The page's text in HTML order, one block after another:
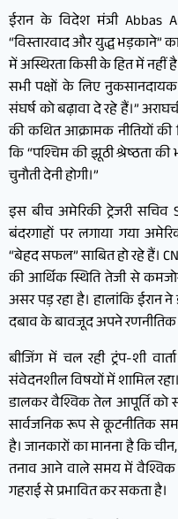
ईरान के विदेश मंत्री Abbas
“विस्तारवाद और युद्ध भड़काने”
में अस्थिरता किसी के हित में नहीं
सभी पक्षों के लिए
संघर्ष को बढ़ावा दे रहे हैं।”
की कथित आक्रामक नीतियों की
कि “पश्चिम की झूठी श्रेष्ठता
चुनौती देनी होगी।”
इस बीच अमेरिकी ट्रेजरी सचिव
बंदरगाहों पर लगाया गया
“बेहद सफल” साबित हो रहे हैं।
की आर्थिक स्थिति तेजी से
असर पड़ रहा है। हालांकि ईरान
दबाव के बावजूद अपने रणनीतिक
बीजिंग में चल रही ट्रंप-शी
संवेदनशील विषयों में शामिल
डालकर वैश्विक तेल आपूर्ति को
सार्वजनिक रूप से कूटनीतिक
है। जानकारों का मानना है कि
तनाव आने वाले समय में वैश्विक
गहराई से प्रभावित कर सकता है।